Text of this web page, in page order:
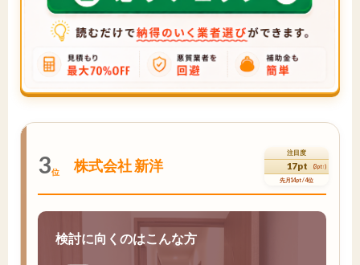
3位 株式会社 新洋
注目度
17pt (3pt↑)
先月14pt / 4位
検討に向くのはこんな方